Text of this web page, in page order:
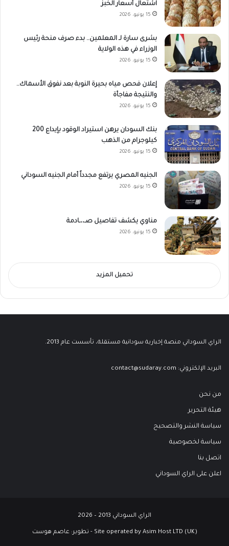
اشتعال أسعار الخبز
15 يونيو، 2026
بشرى سارة لـ المعلمين.. بدء صرف منحة رئيس
الوزراء في هذه الولاية
15 يونيو، 2026
إعلان فحص مياه بحيرة النوبة بعد نفوق الأسماك..
والنتيجة مفاجأة
15 يونيو، 2026
بنك السودان يرهن استيراد الوقود بإيداع 200
كيلوجرام من الذهب
15 يونيو، 2026
الجنيه المصري يرتفع مجدداً أمام الجنيه السوداني
15 يونيو، 2026
مناوي يكشف تفاصيل صـ،،ـادمة
15 يونيو، 2026
تحميل المزيد
الراي السوداني منصة إخبارية سودانية مستقلة، تأسست عام 2013.
البريد الإلكتروني: contact@sudaray.com
من نحن
هيئة التحرير
سياسة النشر والتصحيح
سياسة لخصوصية
اتصل بنا
اعلن على الراي السوداني
الراي السوداني 2013 – 2026
Site operated by Asim Host LTD (UK) - تطوير: عاصم هوست